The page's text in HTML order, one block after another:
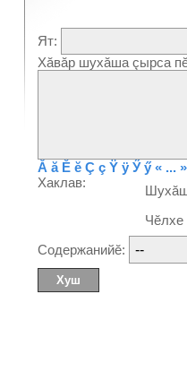
Ят:
Хăвăр шухăша çырса
Ă ă Ĕ ĕ Ç ç Ÿ ÿ Ӳ ӳ « ... »
Хаклав:
Содержанийĕ: